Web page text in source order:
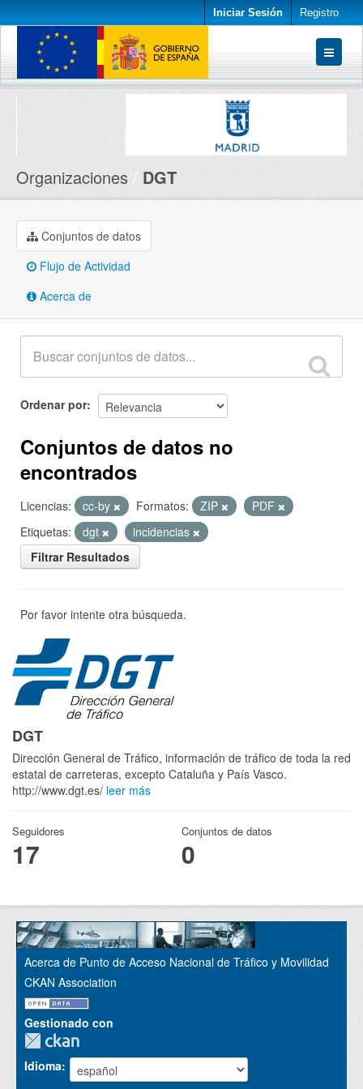
Iniciar Sesión Registro
Conjuntos de datos
Organizaciones DGT
Conjuntos de datos
Flujo de Actividad
Acerca de
Ordenar por
Conjuntos de datos no
encontrados
Licencias: cc-by Formatos: ZIP
PDF
Etiquetas:
dgt
incidencias
Filtrar Resultados
Por favor intente otra búsqueda.
DGT
Dirección General de Tráfico, información de tráfico de toda la red
estatal de carreteras, excepto Cataluña y País Vasco.
http://www.dgt.es/ leer más
Seguidores
17
Conjuntos de datos
0
Acerca de Punto de Acceso Nacional de Tráfico y Movilidad
CKAN Association
Gestionado con
Idioma